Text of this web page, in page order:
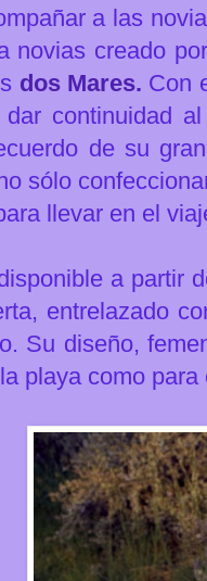
a las
novias creado por
dos Mares. Con
dar continuidad
de su
sólo
llevar en el
a partir
entrelazado
Su diseño,
playa como